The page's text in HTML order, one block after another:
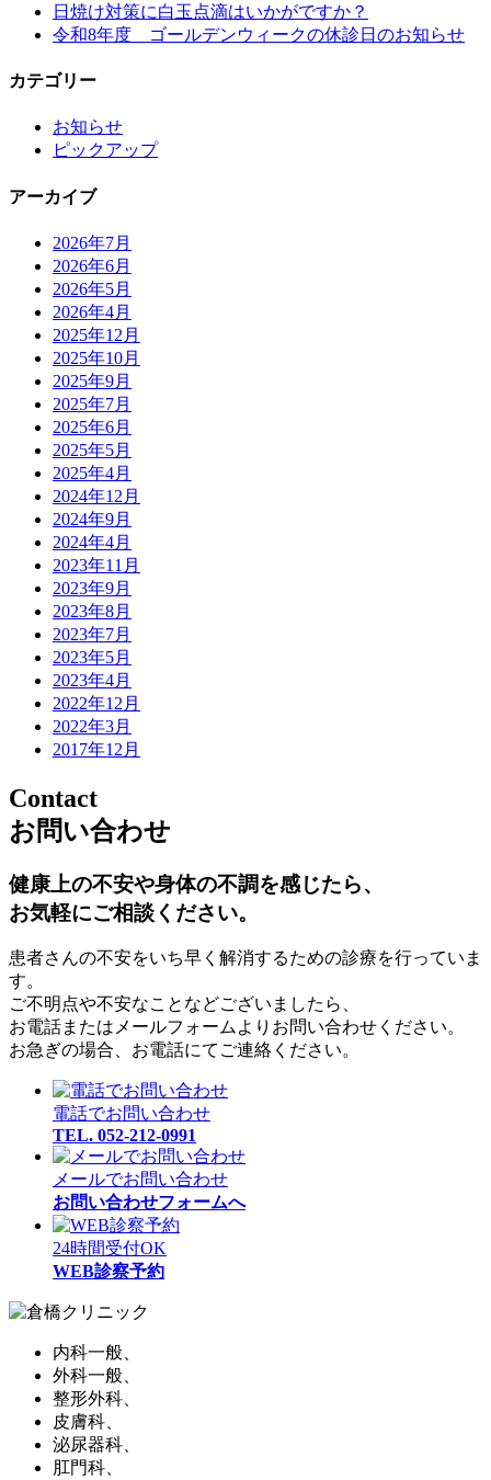
日焼け対策に白玉点滴はいかがですか？
令和8年度 ゴールデンウィークの休診日のお知らせ
カテゴリー
お知らせ
ピックアップ
アーカイブ
2026年7月
2026年6月
2026年5月
2026年4月
2025年12月
2025年10月
2025年9月
2025年7月
2025年6月
2025年5月
2025年4月
2024年12月
2024年9月
2024年4月
2023年11月
2023年9月
2023年8月
2023年7月
2023年5月
2023年4月
2022年12月
2022年3月
2017年12月
Contact
お問い合わせ
健康上の不安や身体の不調を感じたら、
お気軽にご相談ください。
患者さんの不安をいち早く解消するための診療を行っていま
す。
ご不明点や不安なことなどございましたら、
お電話またはメールフォームよりお問い合わせください。
お急ぎの場合、お電話にてご連絡ください。
電話でお問い合わせ
TEL. 052-212-0991
メールでお問い合わせ
お問い合わせフォームへ
24時間受付OK
WEB診察予約
内科一般、
外科一般、
整形外科、
皮膚科、
泌尿器科、
肛門科、